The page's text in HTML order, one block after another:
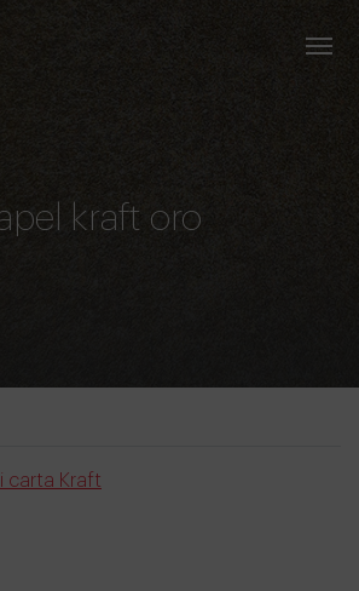
kraft oro
carta Kraft